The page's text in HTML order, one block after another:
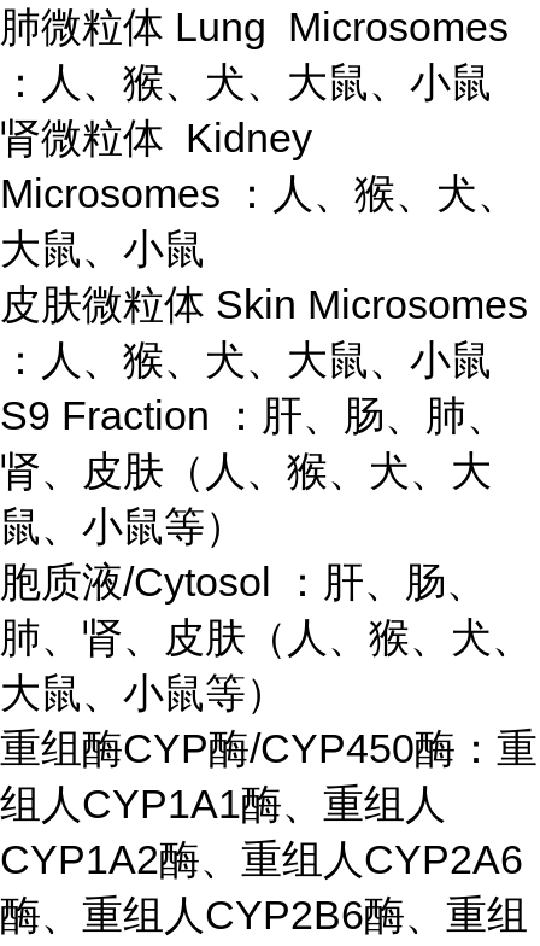
肺微粒体 Lung Microsomes
：人、猴、犬、大鼠、小鼠
肾微粒体 Kidney
Microsomes ：人、猴、犬、
大鼠、小鼠
皮肤微粒体 Skin Microsomes
：人、猴、犬、大鼠、小鼠
S9 Fraction ：肝、肠、肺、
肾、皮肤（人、猴、犬、大
鼠、小鼠等）
胞质液/Cytosol ：肝、肠、
肺、肾、皮肤（人、猴、犬、
大鼠、小鼠等）
重组酶CYP酶/CYP450酶：重
组人CYP1A1酶、重组人
CYP1A2酶、重组人CYP2A6
酶、重组人CYP2B6酶、重组